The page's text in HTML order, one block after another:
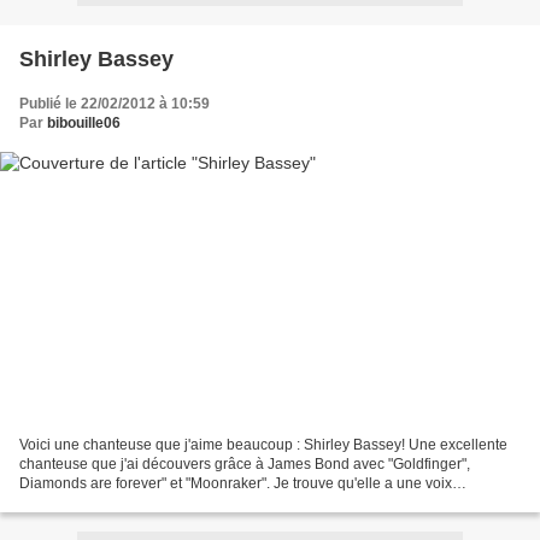
Shirley Bassey
Publié le 22/02/2012 à 10:59
Par bibouille06
Voici une chanteuse que j'aime beaucoup : Shirley Bassey! Une excellente
chanteuse que j'ai découvers grâce à James Bond avec "Goldfinger",
Diamonds are forever" et "Moonraker". Je trouve qu'elle a une voix